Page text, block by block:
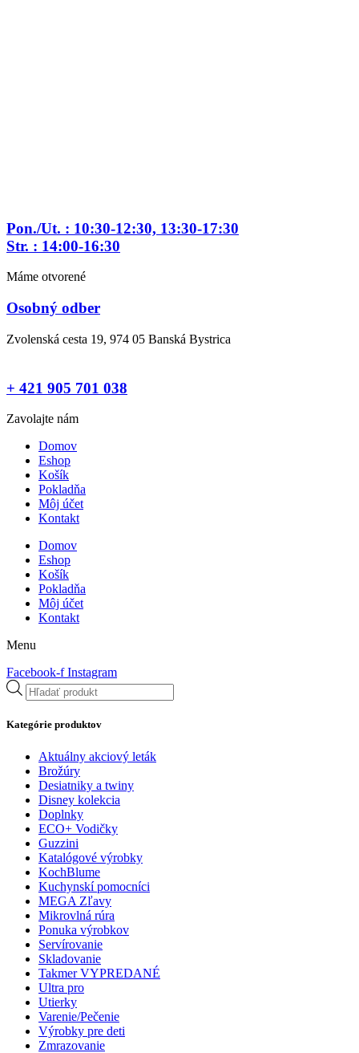
Pon./Ut. : 10:30-12:30, 13:30-17:30
Str. : 14:00-16:30
Máme otvorené
Osobný odber
Zvolenská cesta 19, 974 05 Banská Bystrica
+ 421 905 701 038
Zavolajte nám
Domov
Eshop
Košík
Pokladňa
Môj účet
Kontakt
Domov
Eshop
Košík
Pokladňa
Môj účet
Kontakt
Menu
Facebook-f Instagram
Products
search
Kategórie produktov
Aktuálny akciový leták
Brožúry
Desiatniky a twiny
Disney kolekcia
Doplnky
ECO+ Vodičky
Guzzini
Katalógové výrobky
KochBlume
Kuchynskí pomocníci
MEGA Zľavy
Mikrovlná rúra
Ponuka výrobkov
Servírovanie
Skladovanie
Takmer VYPREDANÉ
Ultra pro
Utierky
Varenie/Pečenie
Výrobky pre deti
Zmrazovanie